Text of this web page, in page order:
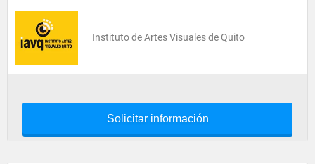
Instituto de Artes Visuales de Quito
Solicitar información